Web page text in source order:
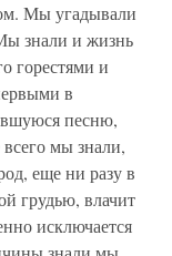
Мы угадывали
знали и жизнь
горестями и
в
песню,
мы знали,
еще ни разу в
грудью, влачит
исключается